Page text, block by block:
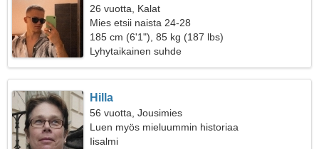
26 vuotta, Kalat
Mies etsii naista 24-28
185 cm (6'1"), 85 kg (187 lbs)
Lyhytaikainen suhde
Hilla
56 vuotta, Jousimies
Luen myös mieluummin historiaa
Iisalmi